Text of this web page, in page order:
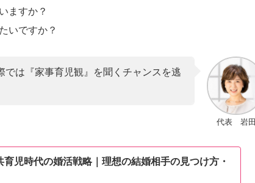
ますか？
いですか？
代表 岩田
では『家事育児観』を聞くチャンスを逃
児時代の婚活戦略｜理想の結婚相手の見つけ方・